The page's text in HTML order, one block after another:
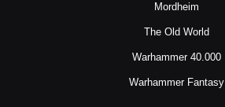
Mordheim
The Old World
Warhammer 40.000
Warhammer Fantasy